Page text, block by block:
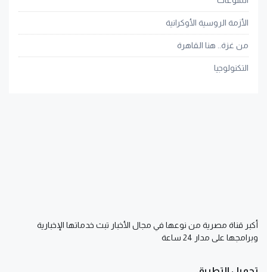
الأزمة الروسية الأوكرانية
من غزة.. هنا القاهرة
التكنولوجيا
أكبر قناة مصرية من نوعها في مجال الأخبار تبث خدماتها الإخبارية
وبرامجها على مدار 24 ساعة